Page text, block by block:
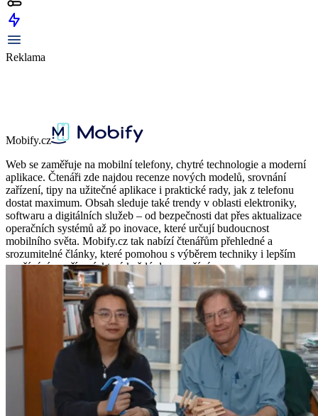
Reklama
Mobify.cz
Web se zaměřuje na mobilní telefony, chytré technologie a moderní
aplikace. Čtenáři zde najdou recenze nových modelů, srovnání
zařízení, tipy na užitečné aplikace i praktické rady, jak z telefonu
dostat maximum. Obsah sleduje také trendy v oblasti elektroniky,
softwaru a digitálních služeb – od bezpečnosti dat přes aktualizace
operačních systémů až po inovace, které určují budoucnost
mobilního světa. Mobify.cz tak nabízí čtenářům přehledné a
srozumitelné články, které pomohou s výběrem techniky i lepším
využíváním zařízení, která každý den používáme.